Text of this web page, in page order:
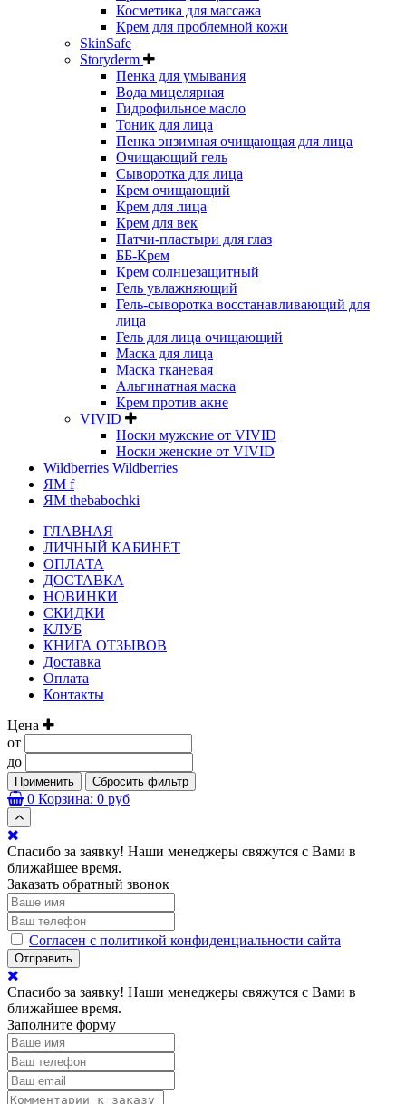
Косметика для массажа
Крем для проблемной кожи
SkinSafe
Storyderm
Пенка для умывания
Вода мицелярная
Гидрофильное масло
Тоник для лица
Пенка энзимная очищающая для лица
Очищающий гель
Сыворотка для лица
Крем очищающий
Крем для лица
Крем для век
Патчи-пластыри для глаз
ББ-Крем
Крем солнцезащитный
Гель увлажняющий
Гель-сыворотка восстанавливающий для
лица
Гель для лица очищающий
Маска для лица
Маска тканевая
Альгинатная маска
Крем против акне
VIVID
Носки мужские от VIVID
Носки женские от VIVID
Wildberries Wildberries
ЯМ f
ЯМ thebabochki
ГЛАВНАЯ
ЛИЧНЫЙ КАБИНЕТ
ОПЛАТА
ДОСТАВКА
НОВИНКИ
СКИДКИ
КЛУБ
КНИГА ОТЗЫВОВ
Доставка
Оплата
Контакты
Цена
от
до
Применить Сбросить фильтр
0 Корзина: 0 руб
Спасибо за заявку! Наши менеджеры свяжутся с Вами в
ближайшее время.
Заказать обратный звонок
Согласен с политикой конфиденциальности сайта
Отправить
Спасибо за заявку! Наши менеджеры свяжутся с Вами в
ближайшее время.
Заполните форму